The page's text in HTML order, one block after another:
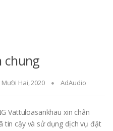
chung
Hai, 2020 AdAudio
Vattuloasankhau xin chân
tin cậy và sử dụng dịch vụ đặt